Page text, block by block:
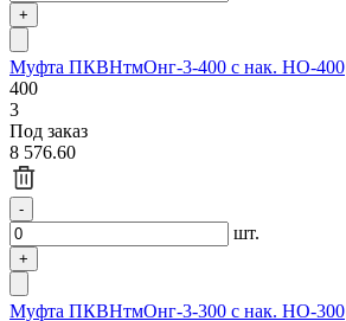
Муфта ПКВНтмОнг-3-400 с нак. НО-400
400
3
Под заказ
8 576.60
шт.
Муфта ПКВНтмОнг-3-300 с нак. НО-300